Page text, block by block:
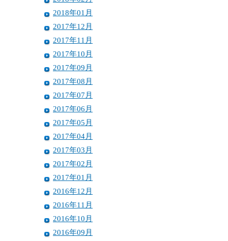
2018年01月
2017年12月
2017年11月
2017年10月
2017年09月
2017年08月
2017年07月
2017年06月
2017年05月
2017年04月
2017年03月
2017年02月
2017年01月
2016年12月
2016年11月
2016年10月
2016年09月